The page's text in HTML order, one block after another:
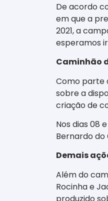
De acordo
em que a
2021, a
esperamos
Caminhão
Como parte
sobre a
criação de
Nos dias 08
Bernardo do
Demais
Além do
Rocinha e
produzido